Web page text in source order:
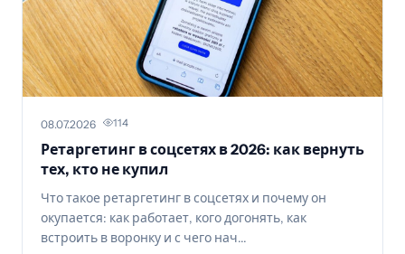
08.07.2026 114
Ретаргетинг в соцсетях в 2026: как вернуть
тех, кто не купил
Что такое ретаргетинг в соцсетях и почему он
окупается: как работает, кого догонять, как
встроить в воронку и с чего нач...